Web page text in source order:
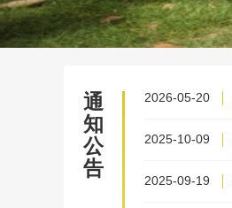
通
知
公
告
2026-05-20
2025-10-09
2025-09-19